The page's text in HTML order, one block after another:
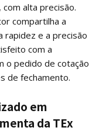
alta precisão.
compartilha a
rapidez e a precisão
com a
o pedido de cotação
de fechamento.
em
da TEx